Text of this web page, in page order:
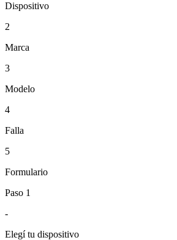
Dispositivo
2
Marca
3
Modelo
4
Falla
5
Formulario
Paso 1
-
Elegí tu dispositivo